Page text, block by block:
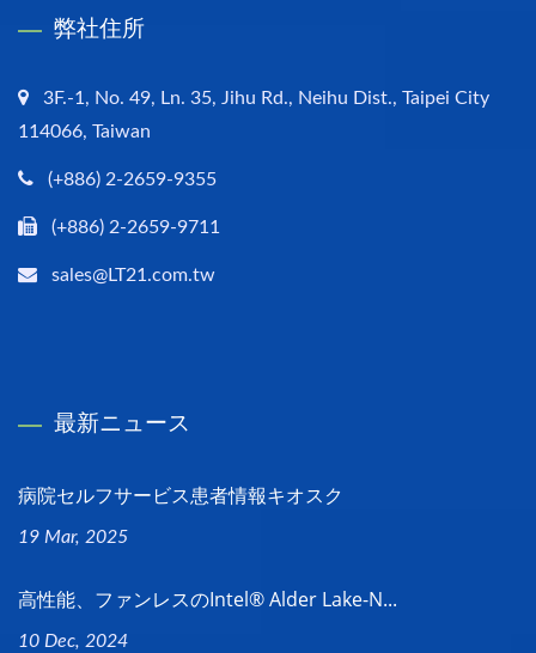
弊社住所
3F.-1, No. 49, Ln. 35, Jihu Rd., Neihu Dist., Taipei City
114066, Taiwan
(+886) 2-2659-9355
(+886) 2-2659-9711
sales@LT21.com.tw
最新ニュース
病院セルフサービス患者情報キオスク
19 Mar, 2025
高性能、ファンレスのIntel® Alder Lake-N...
10 Dec, 2024